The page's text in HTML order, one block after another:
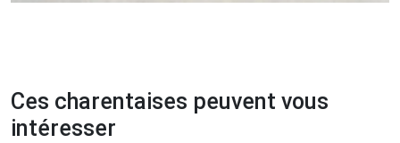
Ces charentaises peuvent vous
intéresser